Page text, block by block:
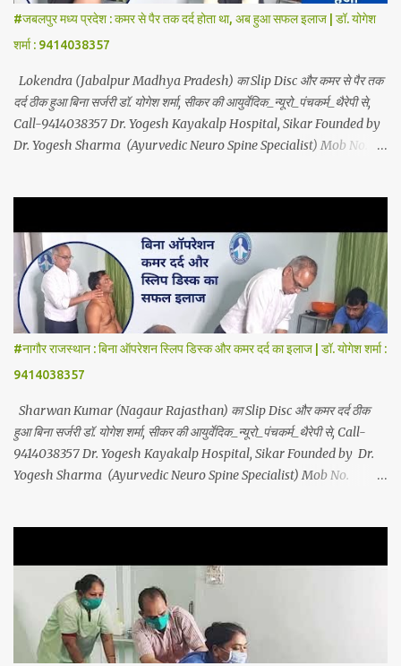
Therapy, Cuping Therapy, Yoga-Sadhna Therapy. Apart from this,
the successful treatment of Migraine (headache), gas- acidity,
petadard - dharan (stomach ache-humus), aanv (amoeba), marod
- dast (to...
#जबलपुर मध्य प्रदेश : कमर से पैर तक दर्द होता था, अब हुआ सफल इलाज | डॉ. योगेश
शर्मा : 9414038357
Lokendra (Jabalpur Madhya Pradesh) का Slip Disc और कमर से पैर तक
दर्द ठीक हुआ बिना सर्जरी डॉ. योगेश शर्मा, सीकर की आयुर्वेदिक_न्यूरो_पंचकर्म_थैरेपी से,
Call-9414038357 Dr. Yogesh Kayakalp Hospital, Sikar Founded by
Dr. Yogesh Sharma (Ayurvedic Neuro Spine Specialist) Mob No.
Knee Joint Pain , Planter Fascitis, Spine and Joints problems
without surgery by Ayurvedic Neuro Panchkarma Therapy .
Ayurvedic Neuro Panchkarma Therapy is a combination of
Ayurvedic Neuro Therapy , Nadi Steam Therapy , Acupuncture
Therapy , Cuping Therapy , Yoga-Sadhna Therapy . Apart from
this, the successful treatment of Migraine (Headache) , gas-
acidity, petadard - dharan (Abdominal Pain), aanv (Ame...
#नागौर राजस्थान : बिना ऑपरेशन स्लिप डिस्क और कमर दर्द का इलाज | डॉ. योगेश शर्मा :
9414038357
Sharwan Kumar (Nagaur Rajasthan) का Slip Disc और कमर दर्द ठीक
हुआ बिना सर्जरी डॉ. योगेश शर्मा, सीकर की आयुर्वेदिक_न्यूरो_पंचकर्म_थैरेपी से, Call-
9414038357 Dr. Yogesh Kayakalp Hospital, Sikar Founded by Dr.
Yogesh Sharma (Ayurvedic Neuro Spine Specialist) Mob No.
Knee Joint Pain , Planter Fascitis, Spine and Joints problems
without surgery by Ayurvedic Neuro Panchkarma Therapy .
Ayurvedic Neuro Panchkarma Therapy is a combination of
Ayurvedic Neuro Therapy , Nadi Steam Therapy , Acupuncture
Therapy , Cuping Therapy , Yoga-Sadhna Therapy . Apart from